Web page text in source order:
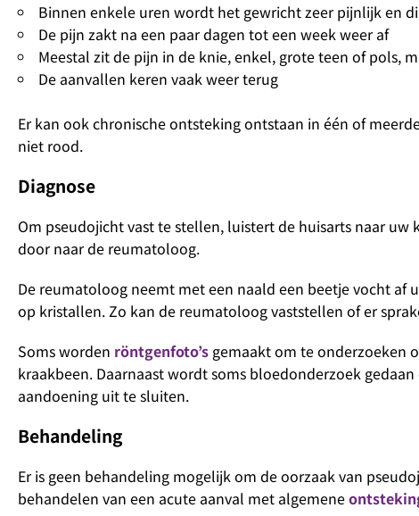
Binnen enkele uren wordt het gewricht zeer pijnlijk en
De pijn zakt na een paar dagen tot een week weer af
Meestal zit de pijn in de knie, enkel, grote teen of pols,
De aanvallen keren vaak weer terug
Er kan ook chronische ontsteking ontstaan in één of
niet rood.
Diagnose
Om pseudojicht vast te stellen, luistert de huisarts naar
door naar de reumatoloog.
De reumatoloog neemt met een naald een beetje vocht
op kristallen. Zo kan de reumatoloog vaststellen of er
Soms worden röntgenfoto’s gemaakt om te onderzoeken
kraakbeen. Daarnaast wordt soms bloedonderzoek
aandoening uit te sluiten.
Behandeling
Er is geen behandeling mogelijk om de oorzaak van
behandelen van een acute aanval met algemene